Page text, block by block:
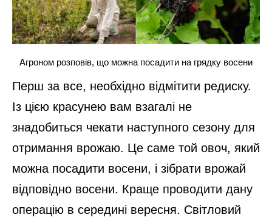
Агроном розповів, що можна посадити на грядку восени
Перш за все, необхідно відмітити редиску.
Із цією красунею вам взагалі не
знадобиться чекати наступного сезону для
отримання врожаю. Це саме той овоч, який
можна посадити восени, і зібрати врожай
відповідно восени. Краще проводити дану
операцію в середині вересня. Світловий